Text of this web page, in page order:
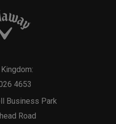
Business Park
Road
4653